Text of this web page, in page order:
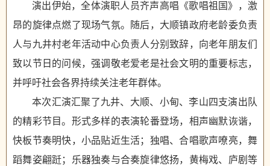
演出伊始，全体演职人员齐声高唱《歌唱祖国》，激
昂的旋律点燃了现场气氛。随后，大顺镇政府老龄委负责
人与九井村老年活动中心负责人分别致辞，向老年朋友们
致以节日的问候，强调敬老爱老是社会文明的重要标志，
并呼吁社会各界持续关注老年群体。
本次汇演汇聚了九井、大顺、小甸、李山四支演出队
的精彩节目。形式多样的表演轮番登场，相声幽默诙谐，
快板节奏明快，小品贴近生活；独唱、合唱歌声嘹亮，舞
蹈舞姿翩跹；乐器独奏与合奏旋律悠扬，黄梅戏、庐剧等